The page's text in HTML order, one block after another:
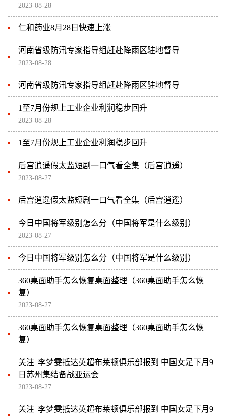
2023-08-28
仁和药业8月28日快速上涨
河南省级防汛专家指导组赶赴降雨区驻地督导
2023-08-28
河南省级防汛专家指导组赶赴降雨区驻地督导
1至7月份规上工业企业利润稳步回升
2023-08-28
1至7月份规上工业企业利润稳步回升
后宫逍遥假太监短剧一口气看全集（后宫逍遥）
2023-08-27
后宫逍遥假太监短剧一口气看全集（后宫逍遥）
今日中国将军级别怎么分（中国将军是什么级别）
2023-08-27
今日中国将军级别怎么分（中国将军是什么级别）
360桌面助手怎么恢复桌面整理（360桌面助手怎么恢
复）
2023-08-27
360桌面助手怎么恢复桌面整理（360桌面助手怎么恢
复）
关注| 李梦雯抵达英超布莱顿俱乐部报到 中国女足下月9
日苏州集结备战亚运会
2023-08-27
关注| 李梦雯抵达英超布莱顿俱乐部报到 中国女足下月9